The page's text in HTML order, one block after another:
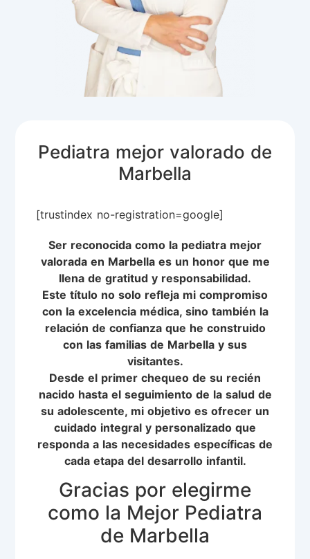
Pediatra mejor valorado de
Marbella
[trustindex no-registration=google]
Ser reconocida como la pediatra mejor
valorada en Marbella es un honor que me
llena de gratitud y responsabilidad.
Este título no solo refleja mi compromiso
con la excelencia médica, sino también la
relación de confianza que he construido
con las familias de Marbella y sus
visitantes.
Desde el primer chequeo de su recién
nacido hasta el seguimiento de la salud de
su adolescente, mi objetivo es ofrecer un
cuidado integral y personalizado que
responda a las necesidades específicas de
cada etapa del desarrollo infantil.
Gracias por elegirme
como la Mejor Pediatra
de Marbella